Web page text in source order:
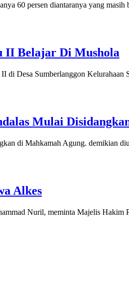
60 persen diantaranya yang
II Belajar Di Mushola
Desa Sumberlanggon Kelurahaan
Mulai
di Mahkamah Agung. demikian
Alkes
Nuril, meminta Majelis